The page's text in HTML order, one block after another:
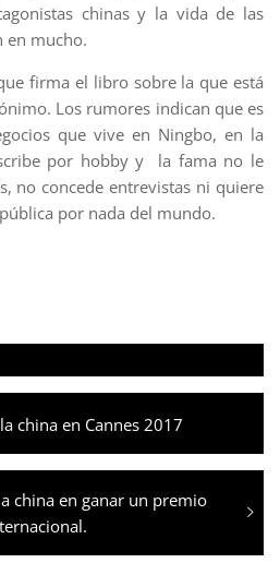
chinas y la vida de las
en mucho.
firma el libro sobre la que está
Los rumores indican que es
que vive en Ningbo, en la
por hobby y la fama no le
no concede entrevistas ni quiere
por nada del mundo.
china en Cannes 2017
china en ganar un premio